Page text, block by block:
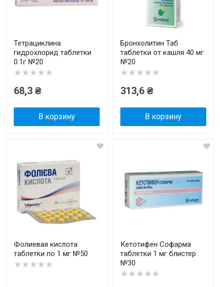
Тетрациклина
гидрохлорид таблетки
0.1г №20
★★★★★
68,3 ₴
В корзину
Бронхолитин Таб
таблетки от кашля 40 мг
№20
★★★★★
313,6 ₴
В корзину
Фолиевая кислота
таблетки по 1 мг №50
★★★★★
Кетотифен Софарма
таблетки 1 мг блистер
№30
★★★★★